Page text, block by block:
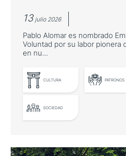
13 julio 2026
Pablo Alomar es nombrado
Voluntad por su labor pionera
en nu...
CULTURA PATRONOS
SOCIEDAD